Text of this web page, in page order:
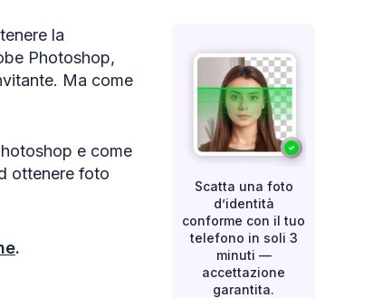
la
Photoshop,
Ma come
e come
ottenere foto
.
Scatta una foto
d’identità
conforme con il tuo
telefono in soli 3
minuti —
accettazione
garantita.